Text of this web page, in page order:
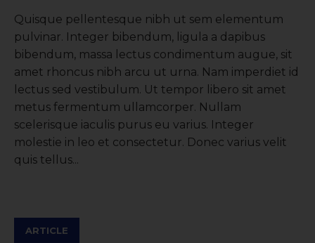
Quisque pellentesque nibh ut sem elementum
pulvinar. Integer bibendum, ligula a dapibus
bibendum, massa lectus condimentum augue, sit
amet rhoncus nibh arcu ut urna. Nam imperdiet id
lectus sed vestibulum. Ut tempor libero sit amet
metus fermentum ullamcorper. Nullam
scelerisque iaculis purus eu varius. Integer
molestie in leo et consectetur. Donec varius velit
quis tellus...
ARTICLE